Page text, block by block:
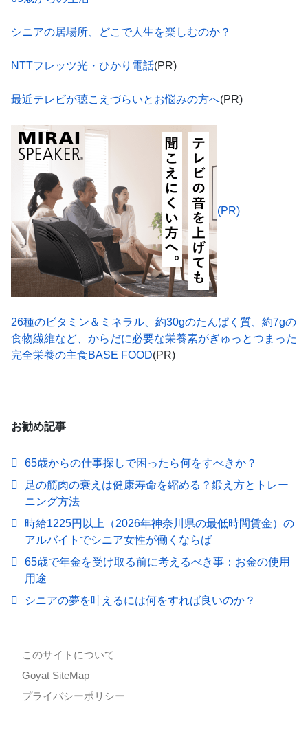
シニアの居場所、どこで人生を楽しむのか？
NTTフレッツ光・ひかり電話(PR)
最近テレビが聴こえづらいとお悩みの方へ(PR)
(PR)
26種のビタミン＆ミネラル、約30gのたんぱく質、約7gの
食物繊維など、からだに必要な栄養素がぎゅっとつまった
完全栄養の主食BASE FOOD(PR)
お勧め記事
65歳からの仕事探しで困ったら何をすべきか？
足の筋肉の衰えは健康寿命を縮める？鍛え方とトレー
ニング方法
時給1225円以上（2026年神奈川県の最低時間賃金）の
アルバイトでシニア女性が働くならば
65歳で年金を受け取る前に考えるべき事：お金の使用
用途
シニアの夢を叶えるには何をすれば良いのか？
このサイトについて
Goyat SiteMap
プライバシーポリシー